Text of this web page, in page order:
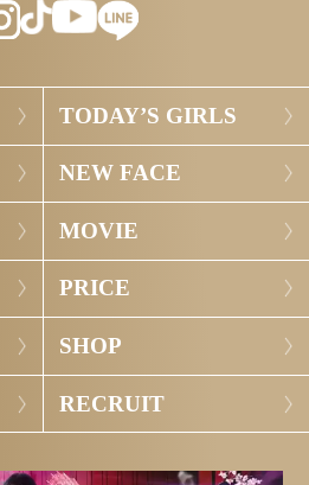
TODAY’S GIRLS
NEW FACE
MOVIE
PRICE
SHOP
RECRUIT